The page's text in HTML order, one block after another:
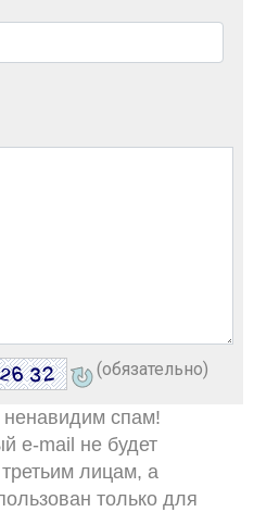
(обязательно)
спам!
e-mail не будет
лицам, а
только для